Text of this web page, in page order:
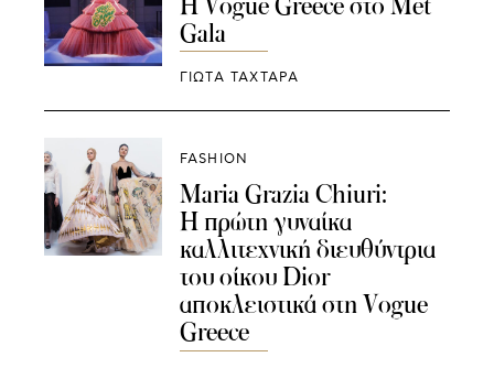
Gala
ΓΙΩΤΑ ΤΑΧΤΑΡΑ
FASHION
Maria Grazia Chiuri:
Η πρώτη γυναίκα
καλλιτεχνική διευθύντρια
του οίκου Dior
αποκλειστικά στη Vogue
Greece